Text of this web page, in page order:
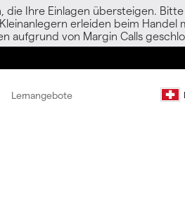
Ihre Einlagen übersteigen.
erleiden beim
aufgrund von Margin Calls
Lernangebote